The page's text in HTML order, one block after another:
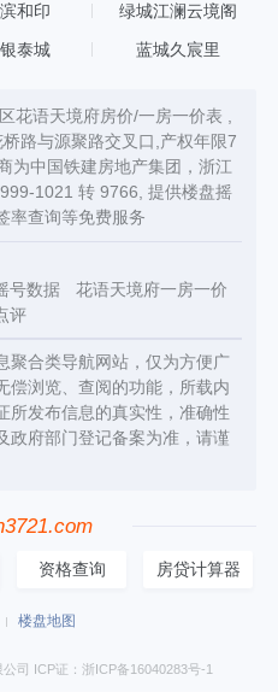
和印 绿城江澜云境阁
泰城 蓝城久宸里
花语天境府房价/一房一价表 ,
路与源聚路交叉口,产权年限7
为中国铁建房地产集团，浙江
1021 转 9766, 提供楼盘摇
率查询等免费服务
号数据
花语天境府一房一价
评
聚合类导航网站，仅为方便广
偿浏览、查阅的功能，所载内
所发布信息的真实性，准确性
政府部门登记备案为准，请谨
资格查询 房贷计算器
楼盘地图
司 ICP证：浙ICP备16040283号-1